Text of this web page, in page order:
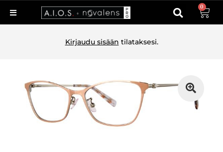
0
Kirjaudu sisään tilataksesi.